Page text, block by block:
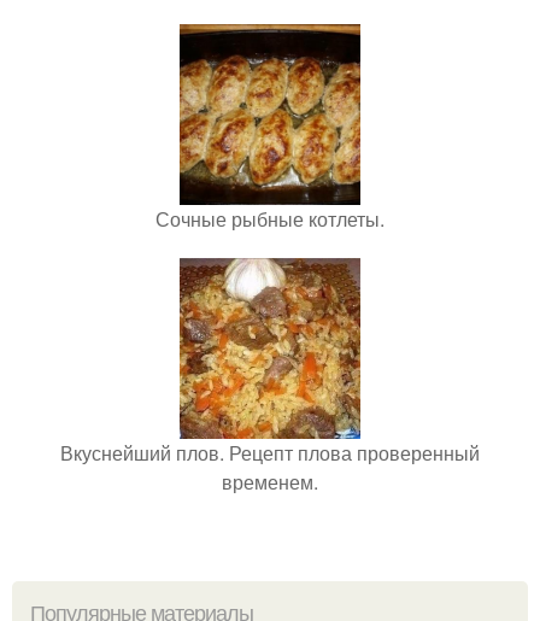
Сочные рыбные котлеты.
Вкуснейший плов. Рецепт плова проверенный
временем.
Популярные материалы